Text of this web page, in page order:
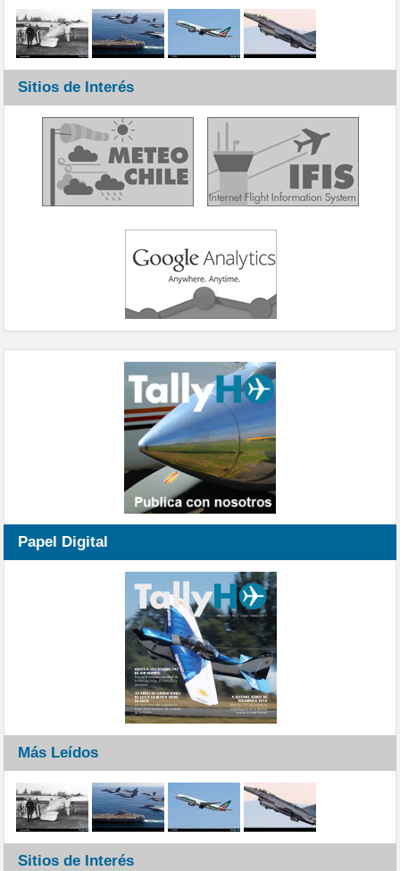
Sitios de Interés
Papel Digital
Más Leídos
Sitios de Interés